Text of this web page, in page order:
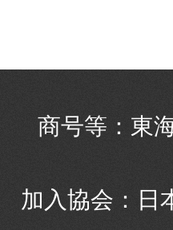
商号等：東
加入協会：日